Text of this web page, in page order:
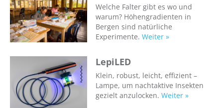
Welche Falter gibt es wo und
warum? Höhengradienten in
Bergen sind natürliche
Experimente.Weiter »
LepiLED
Klein, robust, leicht, effizient –
Lampe, um nachtaktive Insekten
gezielt anzulocken.Weiter »